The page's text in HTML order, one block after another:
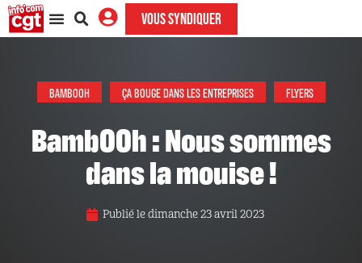
VOUS SYNDIQUER
BAMBOOH ÇA BOUGE DANS LES ENTREPRISES FLYERS
BambOOh : Nous sommes
dans la mouise !
Publié ledimanche 23 avril 2023